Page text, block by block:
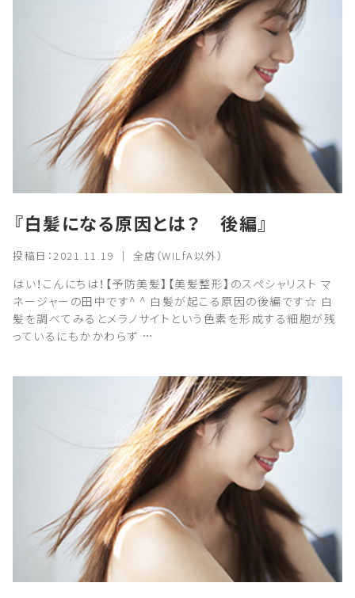
『白髪になる原因とは？ 後編』
投稿日：2021.11.19 ｜ 全店（WILfA以外）
はい！こんにちは！【予防美髪】【美髪整形】のスペシャリスト マ
ネージャーの田中です^ ^ 白髪が起こる原因の後編です☆ 白
髪を調べてみるとメラノサイトという色素を形成する細胞が残
っているにもかかわらず …